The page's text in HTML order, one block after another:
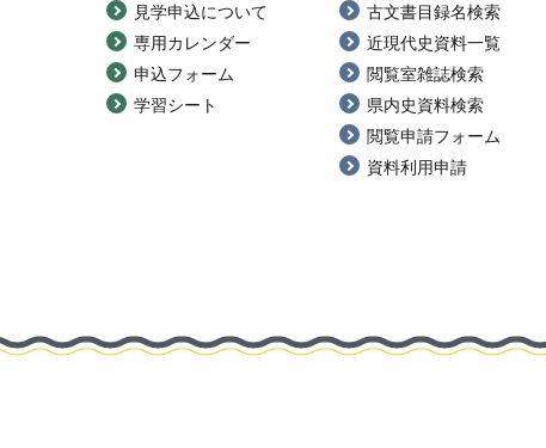
見学申込について
専用カレンダー
申込フォーム
学習シート
古文書目録名検索
近現代史資料一覧
閲覧室雑誌検索
県内史資料検索
閲覧申請フォーム
資料利用申請